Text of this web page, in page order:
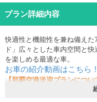
プラン詳細内容
快適性と機能性を兼ね備え
ド」広々とした車内空間と
を楽しめる最適な車。
お車の紹介動画はこちら！
【那覇空港送迎プランについ
那覇空港までの送迎サービ